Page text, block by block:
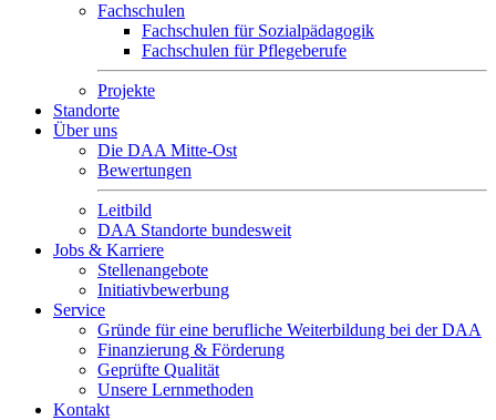
Fachschulen
Fachschulen für Sozialpädagogik
Fachschulen für Pflegeberufe
Projekte
Standorte
Über uns
Die DAA Mitte-Ost
Bewertungen
Leitbild
DAA Standorte bundesweit
Jobs & Karriere
Stellenangebote
Initiativbewerbung
Service
Gründe für eine berufliche Weiterbildung bei der DAA
Finanzierung & Förderung
Geprüfte Qualität
Unsere Lernmethoden
Kontakt